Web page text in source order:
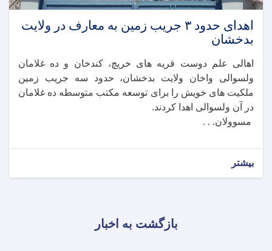
اهدای حدود ۳ جریب زمین به معارف در ولایت
بدخشان
اهالی علم‌ دوست قریه‌ های خریچ، کندخان و ده غلامان
ولسوالی واخان ولایت بدخشان، حدود سه جریب زمین
ملکیت های خویش را برای توسعه مکتب متوسطه ده غلامان
در آن ولسوالی اهدا کردند.
مسوولان. . .
بیشتر
بازگشت به اخبار